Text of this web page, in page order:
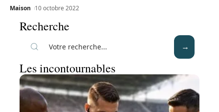
Maison 10 octobre 2022
Recherche
Les incontournables